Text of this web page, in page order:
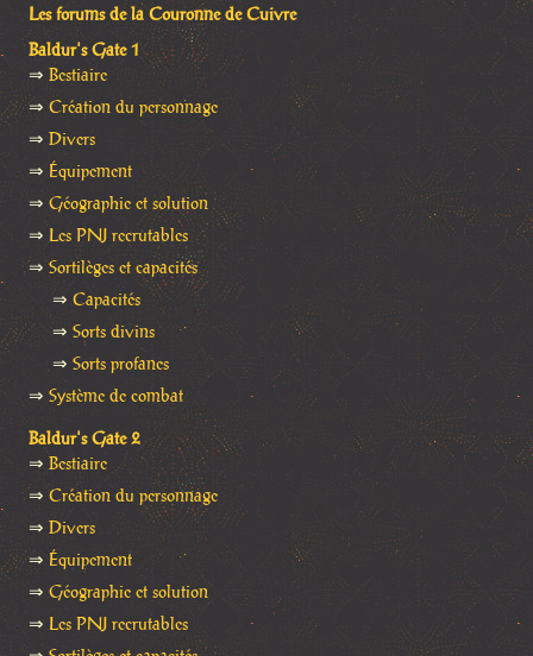
Les forums de la Couronne de Cuivre
Baldur's Gate 1
⇒ Bestiaire
⇒ Création du personnage
⇒Divers
⇒ Équipement
⇒ Géographie et solution
⇒ Les PNJ recrutables
⇒ Sortilèges et capacités
⇒ Capacités
⇒ Sorts divins
⇒ Sorts profanes
⇒ Système de combat
Baldur's Gate 2
⇒ Bestiaire
⇒ Création du personnage
⇒ Divers
⇒ Équipement
⇒Géographie et solution
⇒ Les PNJ recrutables